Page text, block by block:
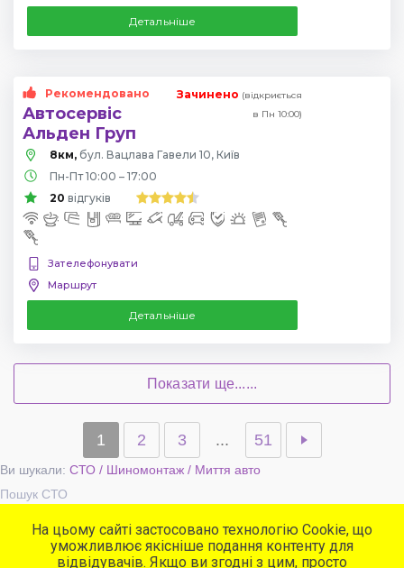
Детальніше
Рекомендовано
Автосервіс
Альден Груп
Зачинено (відкриється
в Пн 10:00)
8км, бул. Вацлава Гавели 10, Київ
Пн-Пт 10:00 – 17:00
20 відгуків
Зателефонувати
Маршрут
Детальніше
Показати ще......
1 2 3 ... 51
Ви шукали: СТО / Шиномонтаж / Миття авто
Пошук СТО
Популярні сервіси
СТО
На цьому сайті застосовано технологію Cookie, що
уможливлює якісніше подання контенту для
відвідувачів. Якщо ви згодні з цим, просто